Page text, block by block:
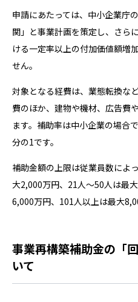
申請にあたっては、中小企業庁
関」と事業計画を策定し、さら
ける一定率以上の付加価値額増
せん。
対象となる経費は、業態転換な
費のほか、建物や機材、広告費
ます。補助率は中小企業の場合
分の1です。
補助金額の上限は従業員数によ
大2,000万円、21人～50人は最
6,000万円、101人以上は最大
事業再構築補助金の「
いて